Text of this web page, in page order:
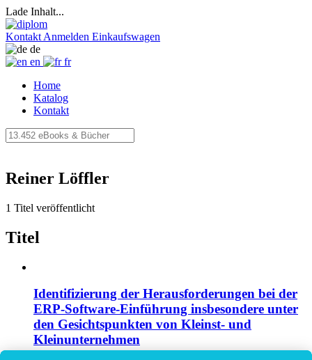
Lade Inhalt...
Kontakt Anmelden Einkaufswagen
de
en
fr
Home
Katalog
Kontakt
Reiner Löffler
1 Titel veröffentlicht
Titel
Identifizierung der Herausforderungen bei der
ERP-Software-Einführung insbesondere unter
den Gesichtspunkten von Kleinst- und
Kleinunternehmen